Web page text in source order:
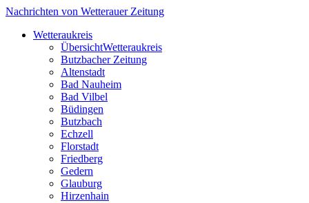
Nachrichten von Wetterauer Zeitung
Wetteraukreis
ÜbersichtWetteraukreis
Butzbacher Zeitung
Altenstadt
Bad Nauheim
Bad Vilbel
Büdingen
Butzbach
Echzell
Florstadt
Friedberg
Gedern
Glauburg
Hirzenhain